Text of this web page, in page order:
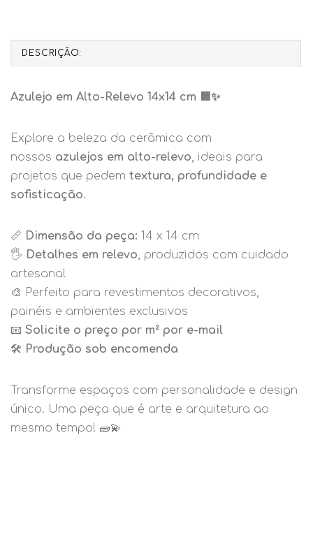
DESCRIÇÃO:
Azulejo em Alto-Relevo 14x14 cm 🟦✨
Explore a beleza da cerâmica com
nossos azulejos em alto-relevo, ideais para
projetos que pedem textura, profundidade e
sofisticação.
📏 Dimensão da peça: 14 x 14 cm
🖐️ Detalhes em relevo, produzidos com cuidado
artesanal
🎨 Perfeito para revestimentos decorativos,
painéis e ambientes exclusivos
📧 Solicite o preço por m² por e-mail
🛠️ Produção sob encomenda
Transforme espaços com personalidade e design
único. Uma peça que é arte e arquitetura ao
mesmo tempo! 🧱💫